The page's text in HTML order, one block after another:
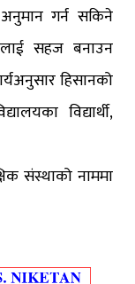
गर्न सकिने
सहज बनाउन
हिसानको
विद्यार्थी,
संस्थाको नाममा